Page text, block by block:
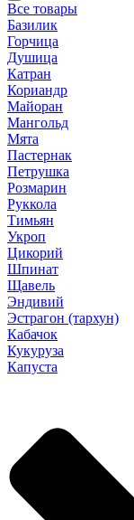
Все товары
Базилик
Горчица
Душица
Катран
Кориандр
Майоран
Мангольд
Мята
Пастернак
Петрушка
Розмарин
Руккола
Тимьян
Укроп
Цикорий
Шпинат
Щавель
Эндивий
Эстрагон (тархун)
Кабачок
Кукуруза
Капуста